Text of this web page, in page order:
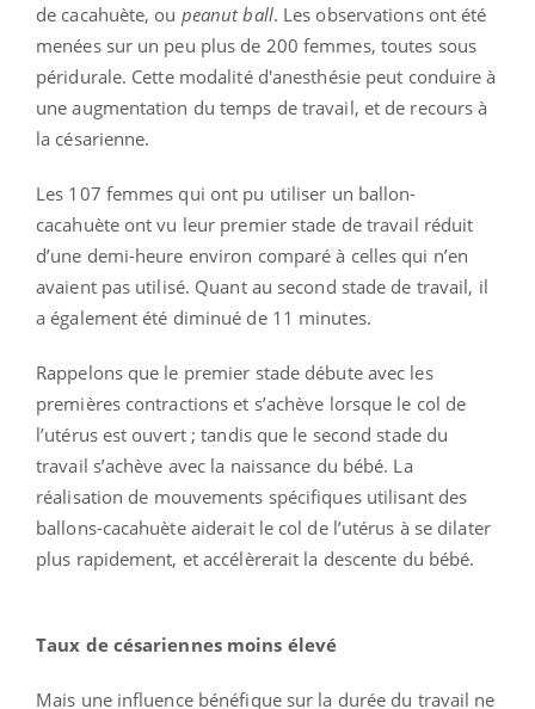
de cacahuète, ou peanut ball. Les observations ont été
menées sur un peu plus de 200 femmes, toutes sous
péridurale. Cette modalité d'anesthésie peut conduire à
une augmentation du temps de travail, et de recours à
la césarienne.
Les 107 femmes qui ont pu utiliser un ballon-
cacahuète ont vu leur premier stade de travail réduit
d’une demi-heure environ comparé à celles qui n’en
avaient pas utilisé. Quant au second stade de travail, il
a également été diminué de 11 minutes.
Rappelons que le premier stade débute avec les
premières contractions et s’achève lorsque le col de
l’utérus est ouvert ; tandis que le second stade du
travail s’achève avec la naissance du bébé. La
réalisation de mouvements spécifiques utilisant des
ballons-cacahuète aiderait le col de l’utérus à se dilater
plus rapidement, et accélèrerait la descente du bébé.
Taux de césariennes moins élevé
Mais une influence bénéfique sur la durée du travail ne